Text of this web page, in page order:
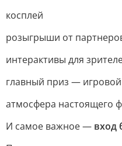
косплей
розыгрыши от
интерактивы для
главный приз — игровой
атмосфера настоящего
И самое важное — вход